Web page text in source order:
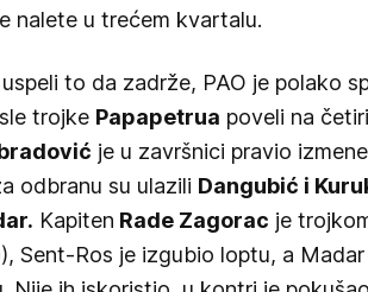
nalete u trećem kvartalu.
to da zadrže, PAO je polako
trojke Papapetrua poveli na
je u završnici pravio
odbranu su ulazili Dangubić i
Kapiten Rade Zagorac je
Sent-Ros je izgubio loptu, a Madar